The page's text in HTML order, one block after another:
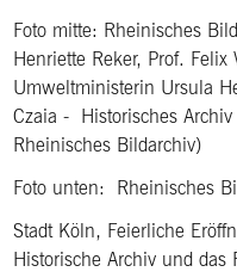
Foto mitte: Rheinisches
Henriette Reker, Prof. Felix
Umweltministerin Ursula
Czaia - Historisches
Rheinisches Bildarchiv)
Foto unten: Rheinisches
Stadt Köln, Feierliche
Historische Archiv und das